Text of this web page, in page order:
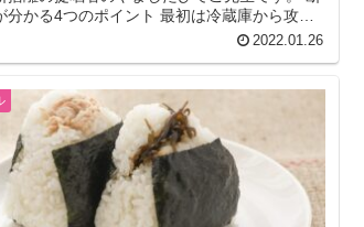
分かる4つのポイント 最初は冷蔵庫から攻め
2022.01.26